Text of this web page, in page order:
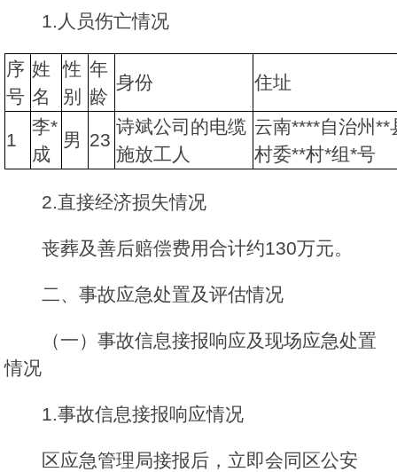
1.人员伤亡情况
序
号
姓
名
性
别
年
龄
身份 住址
1
李*
成
男 23
诗斌公司的电缆
施放工人
云南****自治州**
村委**村*组*号
2.直接经济损失情况
丧葬及善后赔偿费用合计约130万元。
二、事故应急处置及评估情况
（一）事故信息接报响应及现场应急处置
情况
1.事故信息接报响应情况
区应急管理局接报后，立即会同区公安